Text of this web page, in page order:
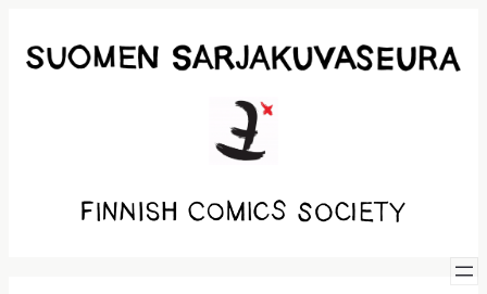
sisältöön